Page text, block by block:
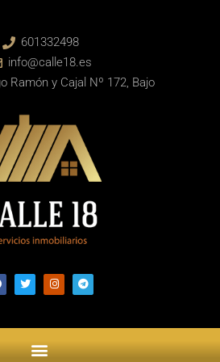
601332498
info@calle18.es
Ramón y Cajal Nº 172, Bajo